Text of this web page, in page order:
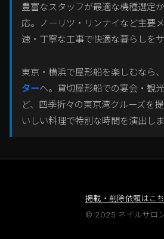
豊富なスタッフが最適な機種選定
応。ノーリツ・リンナイなど主要
速・丁寧な工事で快適な暮らしをサ
東京・横浜で屋形船を楽しむなら、
ターへ。貸切屋形船での宴会・観
ど、四季折々の東京湾クルーズを
いしい料理で特別な時間を演出しま
掲載・削除依頼はこ
© 2025 ネイルサロ